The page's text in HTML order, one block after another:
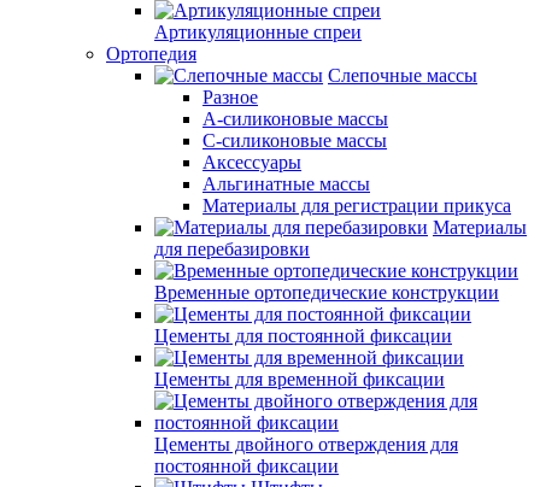
Артикуляционные спреи
Ортопедия
Слепочные массы
Разное
А-силиконовые массы
С-силиконовые массы
Аксессуары
Альгинатные массы
Материалы для регистрации прикуса
Материалы
для перебазировки
Временные ортопедические конструкции
Цементы для постоянной фиксации
Цементы для временной фиксации
Цементы двойного отверждения для
постоянной фиксации